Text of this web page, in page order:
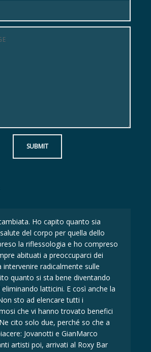
SUBMIT
Ho capito quanto sia
del corpo per quella dello
la riflessologia e ho compreso
abituati a preoccuparci dei
intervenire radicalmente sulle
quanto si sta bene diventando
latticini. E così anche la
sto ad elencare tutti i
che vi hanno trovato benefici
cito solo due, perché so che a
Jovanotti e GianMarco
artisti poi, arrivati al Roxy Bar